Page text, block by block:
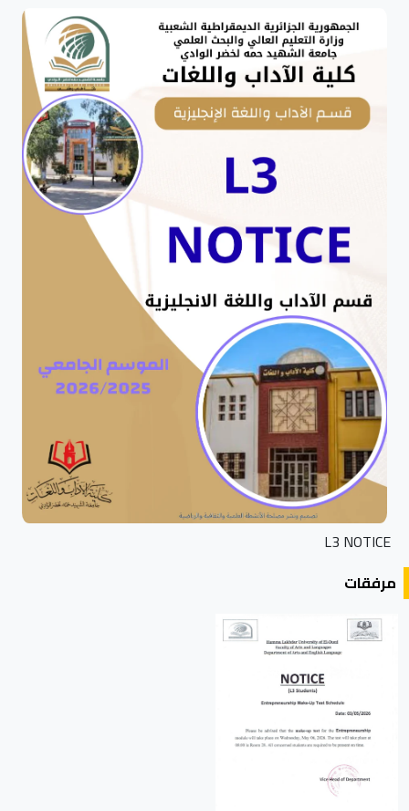
L3 NOTICE
مرفقات